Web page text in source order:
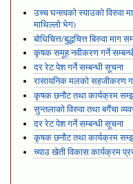
उच्च घनत्वको स्याउको विरुवा
माथिल्लो भेग)
बोधिचित्त/बुद्धचित्त बिरुवा माग
कृषक समूह नवीकरण गर्ने
दर रेट पेश गर्ने सम्बन्धी सूचना
रासायनिक मलको सहजीकरण
कृषक छनौट तथा कार्यक्रम
सुन्तलाको विरुवा तथा बगैंचा
दर रेट पेश गर्ने सम्बन्धी सूचना
कृषक छनौट तथा कार्यक्रम
च्याउ खेती विकास कार्यक्रम